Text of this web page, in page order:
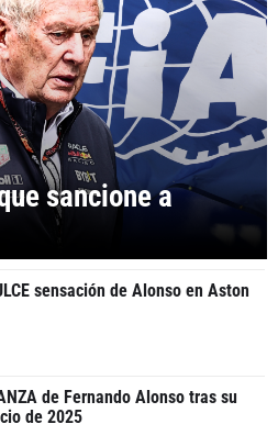
sancione a
sensación de Alonso en Aston
de Fernando Alonso tras su
de 2025